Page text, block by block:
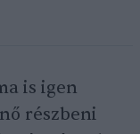
is igen
részbeni